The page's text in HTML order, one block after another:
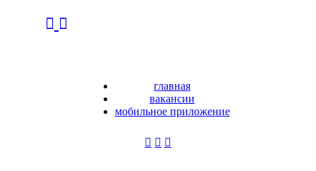
главная
вакансии
мобильное приложение